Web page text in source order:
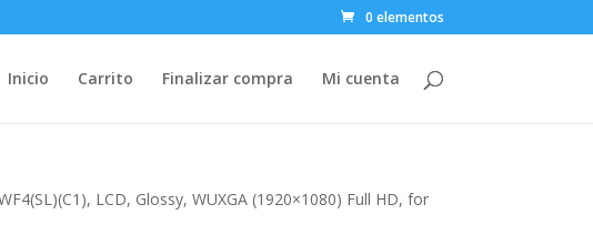
0 elementos
Inicio Carrito Finalizar compra Mi cuenta
LCD, Glossy, WUXGA (1920×1080) Full HD, for